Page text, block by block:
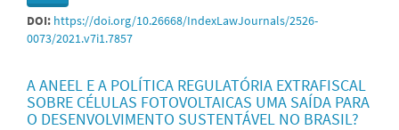
DOI: https://doi.org/10.26668/IndexLawJournals/2526-
0073/2021.v7i1.7857
A ANEEL E A POLÍTICA REGULATÓRIA EXTRAFISCAL
SOBRE CÉLULAS FOTOVOLTAICAS UMA SAÍDA PARA
O DESENVOLVIMENTO SUSTENTÁVEL NO BRASIL?